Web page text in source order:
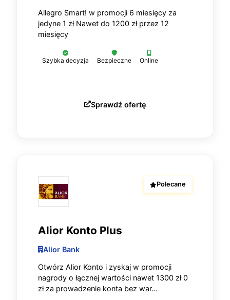
Allegro Smart! w promocji 6 miesięcy za
jedyne 1 zł Nawet do 1200 zł przez 12
miesięcy
Szybka decyzja Bezpieczne Online
Sprawdź ofertę
Polecane
Alior Konto Plus
Alior Bank
Otwórz Alior Konto i zyskaj w promocji
nagrody o łącznej wartości nawet 1300 zł 0
zł za prowadzenie konta bez war...